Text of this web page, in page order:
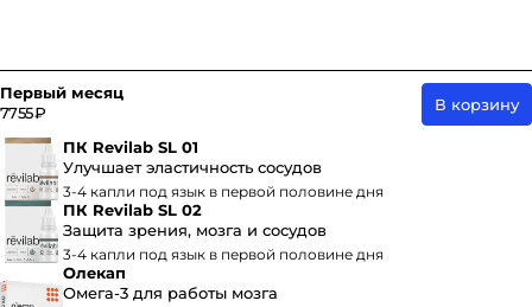
Первый месяц
7755 ₽
В корзину
ПК Revilab SL 01
Улучшает эластичность сосудов
3-4 капли под язык в первой половине дня
ПК Revilab SL 02
Защита зрения, мозга и сосудов
3-4 капли под язык в первой половине дня
Олекап
Омега-3 для работы мозга